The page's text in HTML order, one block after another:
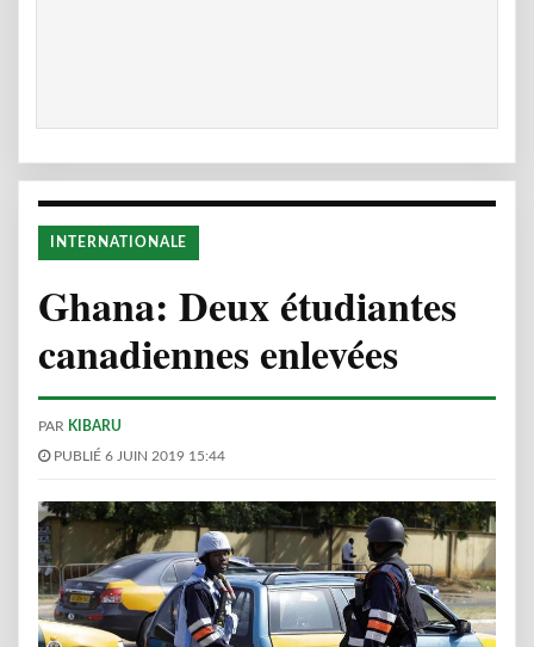
INTERNATIONALE
Ghana: Deux étudiantes
canadiennes enlevées
PAR KIBARU
PUBLIÉ 6 JUIN 2019 15:44